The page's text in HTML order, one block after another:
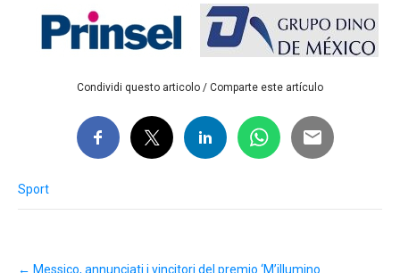
Condividi questo articolo / Comparte este artículo
Sport
← Messico, annunciati i vincitori del premio ‘M’illumino